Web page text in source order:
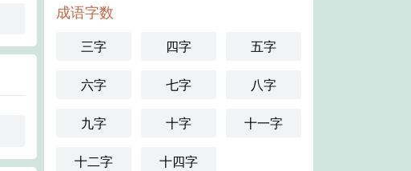
成语字数
三字 四字 五字
六字 七字 八字
九字 十字 十一字
十二字 十四字